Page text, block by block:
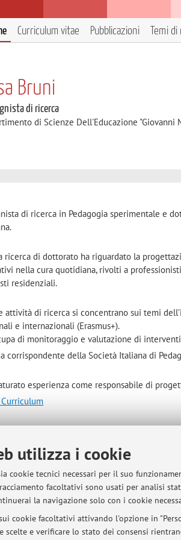
utilizza i cookie
cookie tecnici necessari per il suo
facoltativi sono usati per analisi
la navigazione solo con i cookie
cookie facoltativi attivando l'opzione in
scelte e verificare lo stato dei consensi
Curriculum vitae Pubblicazioni Temi
Bruni
di ricerca
di Scienze Dell'Educazione "Giovanni
di ricerca in Pedagogia sperimentale e
ricerca di dottorato ha riguardato la
nella cura quotidiana, rivolti a
residenziali.
attività di ricerca si concentrano sui temi
e internazionali (Erasmus+).
di monitoraggio e valutazione di
corrispondente della Società Italiana di
esperienza come responsabile di
di Scienze Dell'Educazione "Giovanni
Filippo Re 6, Bologna -
Vai alla mappa